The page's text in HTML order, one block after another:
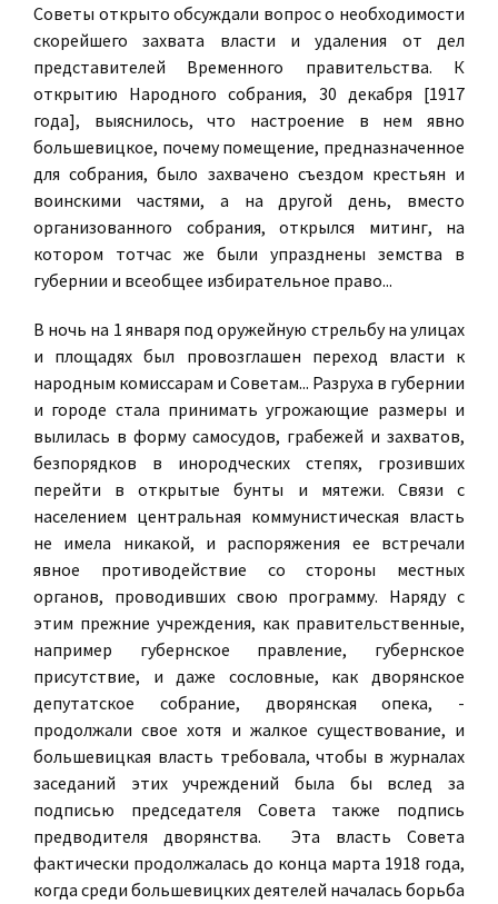
Советы открыто обсуждали вопрос о необходимости
скорейшего захвата власти и удаления от дел
представителей Временного правительства. К
открытию Народного собрания, 30 декабря [1917
года], выяснилось, что настроение в нем явно
большевицкое, почему помещение, предназначенное
для собрания, было захвачено съездом крестьян и
воинскими частями, а на другой день, вместо
организованного собрания, открылся митинг, на
котором тотчас же были упразднены земства в
губернии и всеобщее избирательное право...
В ночь на 1 января под оружейную стрельбу на улицах
и площадях был провозглашен переход власти к
народным комиссарам и Советам... Разруха в губернии
и городе стала принимать угрожающие размеры и
вылилась в форму самосудов, грабежей и захватов,
безпорядков в инородческих степях, грозивших
перейти в открытые бунты и мятежи. Связи с
населением центральная коммунистическая власть
не имела никакой, и распоряжения ее встречали
явное противодействие со стороны местных
органов, проводивших свою программу. Наряду с
этим прежние учреждения, как правительственные,
например губернское правление, губернское
присутствие, и даже сословные, как дворянское
депутатское собрание, дворянская опека, -
продолжали свое хотя и жалкое существование, и
большевицкая власть требовала, чтобы в журналах
заседаний этих учреждений была бы вслед за
подписью председателя Совета также подпись
предводителя дворянства. Эта власть Совета
фактически продолжалась до конца марта 1918 года,
когда среди большевицких деятелей началась борьба